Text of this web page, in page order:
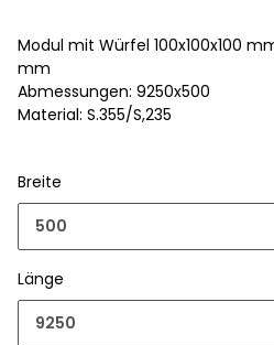
Modul mit Würfel 100x100x100
mm
Abmessungen: 9250x500
Material: S.355/S,235
Breite
500
Länge
9250